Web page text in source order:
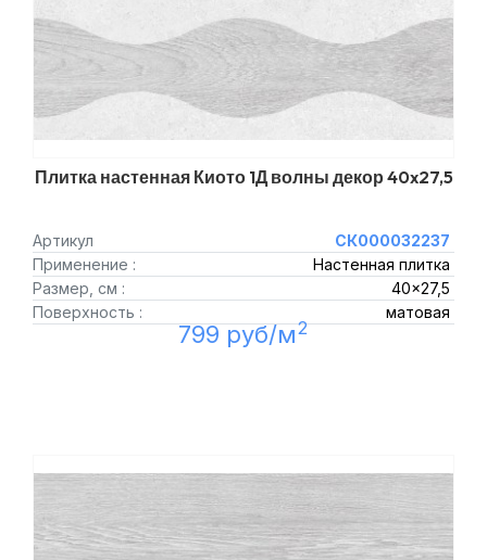
Плитка настенная Киото 1Д волны декор 40x27,5
Артикул
СК000032237
Применение :
Настенная плитка
Размер, см :
40x27,5
Поверхность :
матовая
799 руб/м2